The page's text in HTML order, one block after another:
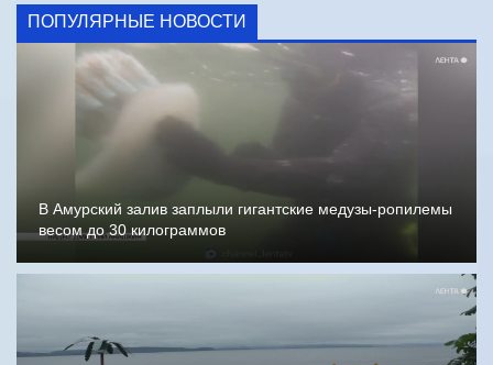
ПОПУЛЯРНЫЕ НОВОСТИ
В Амурский залив заплыли гигантские медузы-ропилемы
весом до 30 килограммов